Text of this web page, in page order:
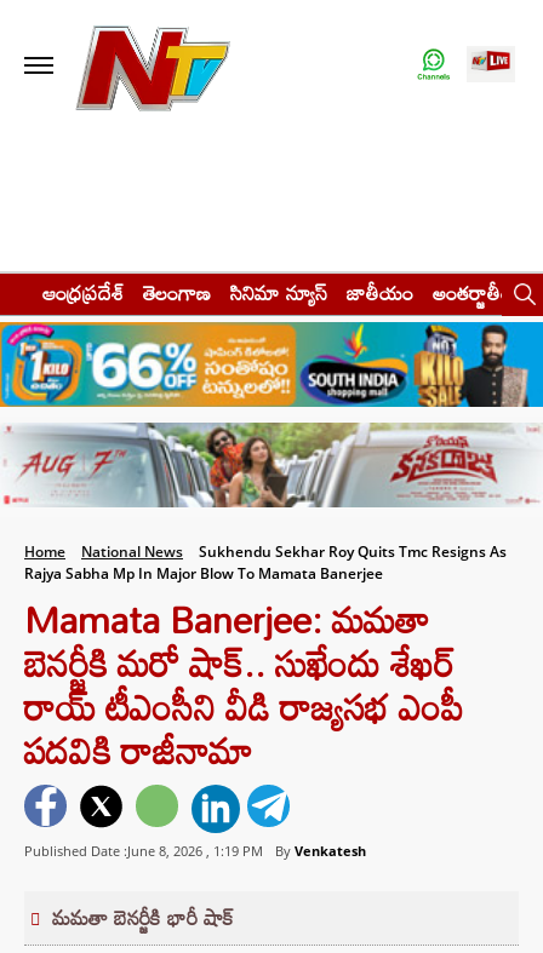
ఆంధ్రప్రదేశ్ తెలంగాణ సినిమా న్యూస్ జాతీయం అంతర్జాతీయం
Home National News
Sukhendu Sekhar Roy Quits Tmc Resigns As
Rajya Sabha Mp In Major Blow To Mamata Banerjee
Mamata Banerjee: మమతా
బెనర్జీకి మరో షాక్.. సుఖేందు శేఖర్
రాయ్ టీఎంసీని వీడి రాజ్యసభ ఎంపీ
పదవికి రాజీనామా
Published Date :June 8, 2026 , 1:19 PM By Venkatesh
మమతా బెనర్జీకి భారీ షాక్